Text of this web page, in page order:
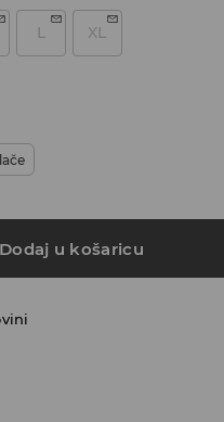
L XL
Dodaj u košaricu